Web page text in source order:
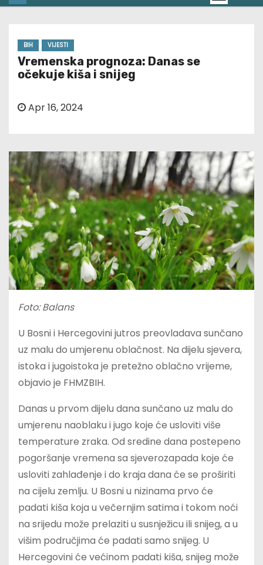
BIH VIJESTI
Vremenska prognoza: Danas se
očekuje kiša i snijeg
Apr 16, 2024
Foto: Balans
U Bosni i Hercegovini jutros preovladava sunčano
uz malu do umjerenu oblačnost. Na dijelu sjevera,
istoka i jugoistoka je pretežno oblačno vrijeme,
objavio je FHMZBIH.
Danas u prvom dijelu dana sunčano uz malu do
umjerenu naoblaku i jugo koje će usloviti više
temperature zraka. Od sredine dana postepeno
pogoršanje vremena sa sjeverozapada koje će
usloviti zahlađenje i do kraja dana će se proširiti
na cijelu zemlju. U Bosni u nizinama prvo će
padati kiša koja u večernjim satima i tokom noći
na srijedu može prelaziti u susnježicu ili snijeg, a u
višim područjima će padati samo snijeg. U
Hercegovini će većinom padati kiša, snijeg može